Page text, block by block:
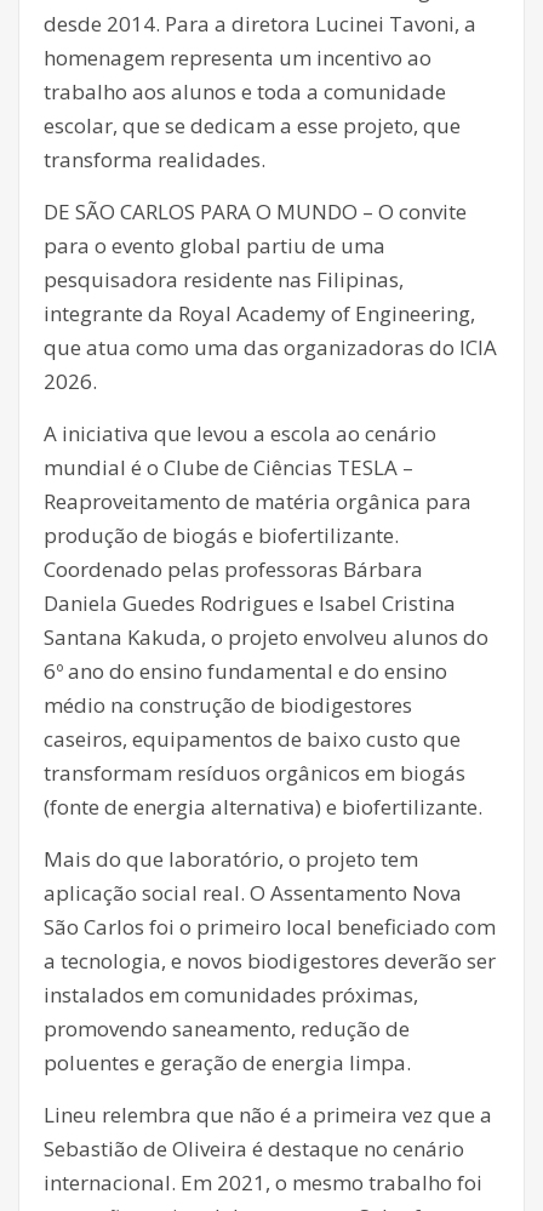
desde 2014. Para a diretora Lucinei Tavoni, a
homenagem representa um incentivo ao
trabalho aos alunos e toda a comunidade
escolar, que se dedicam a esse projeto, que
transforma realidades.
DE SÃO CARLOS PARA O MUNDO – O convite
para o evento global partiu de uma
pesquisadora residente nas Filipinas,
integrante da Royal Academy of Engineering,
que atua como uma das organizadoras do ICIA
2026.
A iniciativa que levou a escola ao cenário
mundial é o Clube de Ciências TESLA –
Reaproveitamento de matéria orgânica para
produção de biogás e biofertilizante.
Coordenado pelas professoras Bárbara
Daniela Guedes Rodrigues e Isabel Cristina
Santana Kakuda, o projeto envolveu alunos do
6º ano do ensino fundamental e do ensino
médio na construção de biodigestores
caseiros, equipamentos de baixo custo que
transformam resíduos orgânicos em biogás
(fonte de energia alternativa) e biofertilizante.
Mais do que laboratório, o projeto tem
aplicação social real. O Assentamento Nova
São Carlos foi o primeiro local beneficiado com
a tecnologia, e novos biodigestores deverão ser
instalados em comunidades próximas,
promovendo saneamento, redução de
poluentes e geração de energia limpa.
Lineu relembra que não é a primeira vez que a
Sebastião de Oliveira é destaque no cenário
internacional. Em 2021, o mesmo trabalho foi